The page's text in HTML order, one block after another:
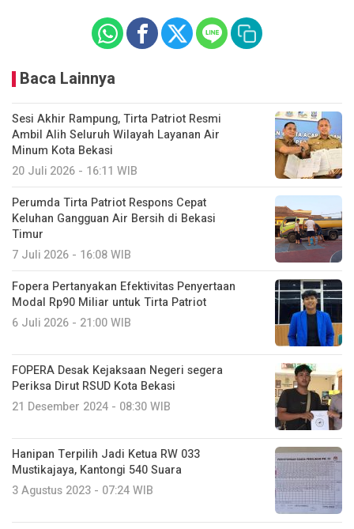
Baca Lainnya
Sesi Akhir Rampung, Tirta Patriot Resmi
Ambil Alih Seluruh Wilayah Layanan Air
Minum Kota Bekasi
20 Juli 2026 - 16:11 WIB
Perumda Tirta Patriot Respons Cepat
Keluhan Gangguan Air Bersih di Bekasi
Timur
7 Juli 2026 - 16:08 WIB
Fopera Pertanyakan Efektivitas Penyertaan
Modal Rp90 Miliar untuk Tirta Patriot
6 Juli 2026 - 21:00 WIB
FOPERA Desak Kejaksaan Negeri segera
Periksa Dirut RSUD Kota Bekasi
21 Desember 2024 - 08:30 WIB
Hanipan Terpilih Jadi Ketua RW 033
Mustikajaya, Kantongi 540 Suara
3 Agustus 2023 - 07:24 WIB